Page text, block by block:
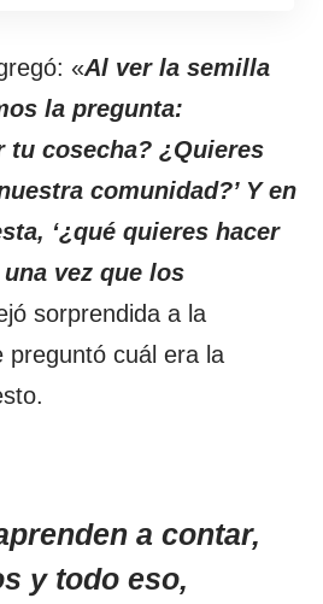
«Al ver la semilla
la pregunta:
tu cosecha? ¿Quieres
comunidad?’ Y en
‘¿qué quieres hacer
vez que los
sorprendida a la
preguntó cuál era la
a contar,
y todo eso,